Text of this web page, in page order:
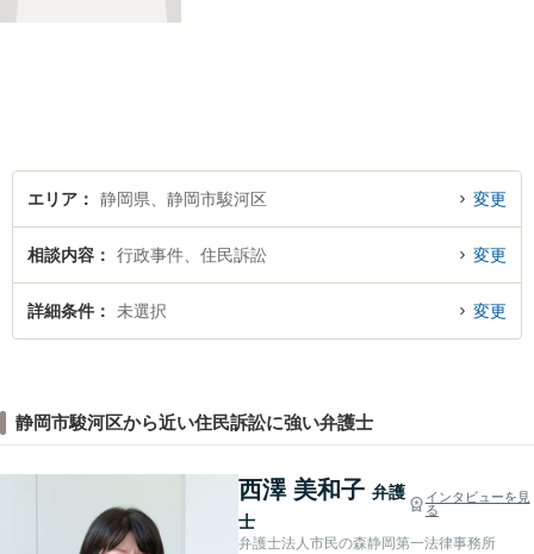
い。
エリア 静岡県、静岡市駿河区 変更
相談内容 行政事件、住民訴訟 変更
詳細条件 未選択 変更
静岡市駿河区から近い住民訴訟に強い弁護士
西澤 美和子 弁護
士
インタビューを見
る
弁護士法人市民の森静岡第一法律事務所